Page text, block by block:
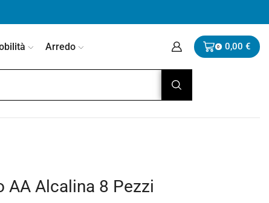
Arredo 0 0,00 €
AA Alcalina 8 Pezzi